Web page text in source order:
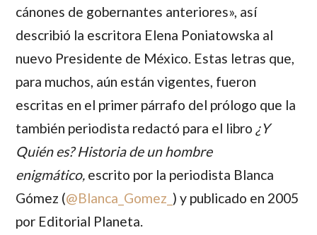
cánones de gobernantes anteriores», así
describió la escritora Elena Poniatowska al
nuevo Presidente de México. Estas letras que,
para muchos, aún están vigentes, fueron
escritas en el primer párrafo del prólogo que la
también periodista redactó para el libro ¿Y
Quién es? Historia de un hombre
enigmático, escrito por la periodista Blanca
Gómez (@Blanca_Gomez_ ) y publicado en 2005
por Editorial Planeta.